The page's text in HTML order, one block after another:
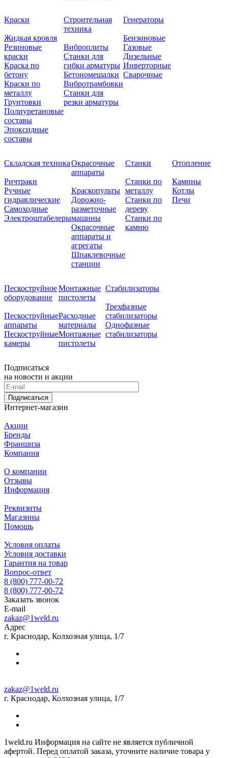
Краски
Жидкая кровля
Резиновые
краски
Краска по
бетону
Краски по
металлу
Грунтовки
Полиуретановые
составы
Эпоксидные
составы
Строительная
техника
Виброплиты
Станки для
гибки арматуры
Бетономешалки
Вибротрамбовки
Станки для
резки арматуры
Генераторы
Бензиновые
Газовые
Дизельные
Инверторные
Сварочные
Складская техника
Ричтраки
Ручные
гидравлические
Самоходные
Электроштабелеры
Окрасочные
аппараты
Краскопульты
Дорожно-
разметочные
машины
Окрасочные
аппараты и
агрегаты
Шпаклевочные
станции
Станки
Станки по
металлу
Станки по
дереву
Станки по
камню
Отопление
Камины
Котлы
Печи
Пескоструйное
оборудование
Пескоструйные
аппараты
Пескоструйные
камеры
Монтажные
пистолеты
Расходные
материалы
Монтажные
пистолеты
Стабилизаторы
Трехфазные
стабилизаторы
Однофазные
стабилизаторы
Подписаться
на новости и акции
Подписаться
Интернет-магазин
Акции
Бренды
Франшиза
Компания
О компании
Отзывы
Информация
Реквизиты
Магазины
Помощь
Условия оплаты
Условия доставки
Гарантия на товар
Вопрос-ответ
8 (800) 777-00-72
8 (800) 777-00-72
Заказать звонок
E-mail
zakaz@1weld.ru
Адрес
г. Краснодар, Колхозная улица, 1/7
zakaz@1weld.ru
г. Краснодар, Колхозная улица, 1/7
1weld.ru Информация на сайте не является публичной
афертой. Перед оплатой заказа, уточните наличие товара у